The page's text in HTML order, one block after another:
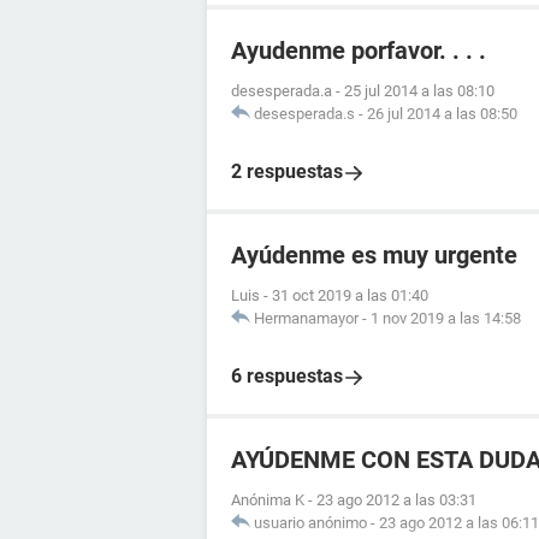
Ayudenme porfavor. . . .
desesperada.a - 25 jul 2014 a las 08:10
desesperada.s - 26 jul 2014 a las 08:50
2 respuestas
Ayúdenme es muy urgente
Luis - 31 oct 2019 a las 01:40
Hermanamayor - 1 nov 2019 a las 14:58
6 respuestas
AYÚDENME CON ESTA
Anónima K - 23 ago 2012 a las 03:31
usuario anónimo - 23 ago 2012 a las 06:11